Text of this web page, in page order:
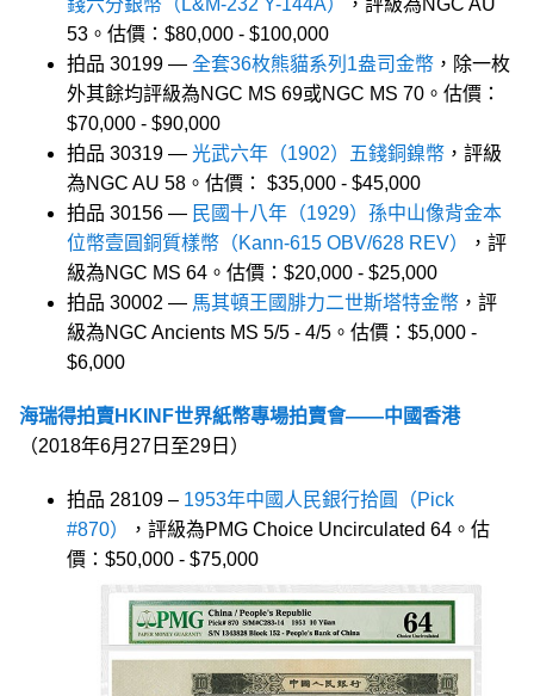
錢六分銀幣（L&M-232 Y-144A）
，評級為NGC AU
53。估價：$80,000 - $100,000
拍品 30199 — 全套36枚熊貓系列1盎司金幣 ，除一枚
外其餘均評級為NGC MS 69或NGC MS 70。估價：
$70,000 - $90,000
拍品 30319 — 光武六年（1902）五錢銅鎳幣 ，評級
為NGC AU 58。估價： $35,000 - $45,000
拍品 30156 — 民國十八年（1929）孫中山像背金本
位幣壹圓銅質樣幣（Kann-615 OBV/628 REV）
，評
級為NGC MS 64。估價：$20,000 - $25,000
拍品 30002 — 馬其頓王國腓力二世斯塔特金幣 ，評
級為NGC Ancients MS 5/5 - 4/5。估價：$5,000 -
$6,000
海瑞得拍賣HKINF世界紙幣專場拍賣會——中國香港
（2018年6月27日至29日）
拍品 28109 – 1953年中國人民銀行拾圓（Pick
#870）
，評級為PMG Choice Uncirculated 64。估
價：$50,000 - $75,000